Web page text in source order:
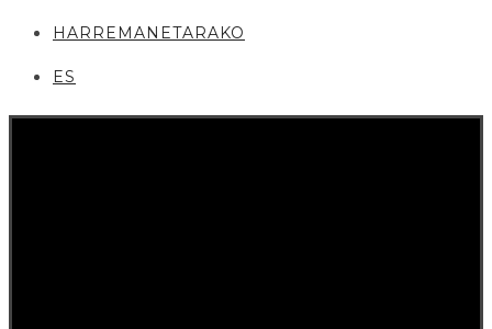
HARREMANETARAKO
ES